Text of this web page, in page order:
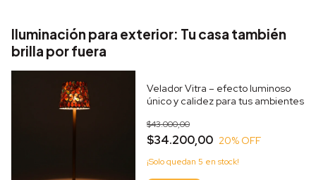
Iluminación para exterior: Tu casa también
brilla por fuera
Velador Vitra – efecto luminoso
único y calidez para tus ambientes
$34.200,00
$43.000,00
20% OFF
¡Solo quedan 5 en stock!